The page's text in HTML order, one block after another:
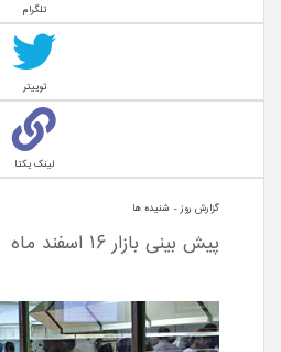
تلگرام
توییتر
لینک یکتا
گزارش روز - شنيده ها
پیش بینی بازار ١۶ اسفند ماه